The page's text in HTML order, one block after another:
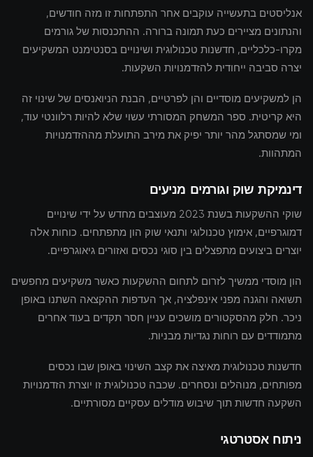
אנליסטים בתעשייה עוקבים אחר התפתחות זו מזה חודשים,
והנתונים מציירים כעת תמונה ברורה. ההתכנסות של גורמים
מקרו-כלכליים, חדשנות טכנולוגית ושינויים בסנטימנט המשקיעים
יצרה סביבה ייחודית להזדמנויות השקעות.
הן למשקיעים מוסדיים והן לפרטיים, הבנת הניואנסים של שינוי זה
היא קריטית. ספר המשחק המסורתי עשוי שלא להיות רלוונטי עוד,
ומי שמסתגל מהר יותר יפיק את מירב התועלת מההזדמנויות
המתהוות.
דינמיקת שוק וגורמים מניעים
שוקי ההשקעות בשנת 2023 מעוצבים מחדש על ידי שינויים
דמוגרפיים, אימוץ טכנולוגי ותנאי שוק הון מתפתחים. כוחות אלה
יוצרים ביצועים מתפצלים בין סוגי נכסים ואזורים גיאוגרפיים.
הון מוסדי ממשיך לזרום לתחום ההשקעות כאשר משקיעים מחפשים
תשואה והגנה מפני אינפלציה, אך העדפות ההקצאה השתנו באופן
ניכר. חלק מהסקטורים מושכים עניין חסר תקדים בעוד אחרים
מתמודדים עם רוחות נגדיות מבניות.
חדשנות טכנולוגית מאיצה את קצב השינוי באופן שבו נכסים
מפותחים, מנוהלים ונסחרים. שכבה טכנולוגית זו יוצרת הזדמנויות
השקעה חדשות תוך שיבוש מודלים עסקיים מסורתיים.
ניתוח אסטרטגי